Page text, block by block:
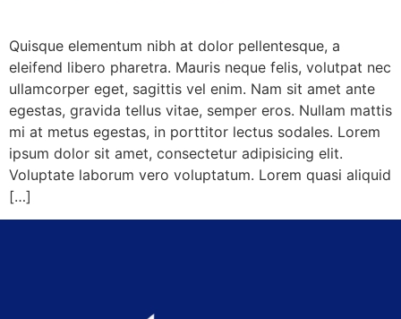
Quisque elementum nibh at dolor pellentesque, a
eleifend libero pharetra. Mauris neque felis, volutpat nec
ullamcorper eget, sagittis vel enim. Nam sit amet ante
egestas, gravida tellus vitae, semper eros. Nullam mattis
mi at metus egestas, in porttitor lectus sodales. Lorem
ipsum dolor sit amet, consectetur adipisicing elit.
Voluptate laborum vero voluptatum. Lorem quasi aliquid
[…]